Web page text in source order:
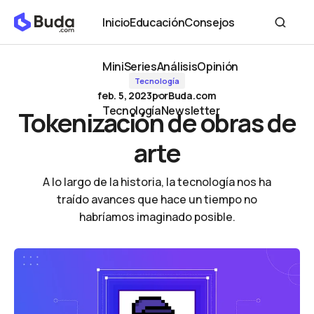
Inicio
Inicio
Educación
Educación
Consejos
Consejos
MiniSeries
MiniSeries
Análisis
Análisis
Opinión
Tecnología
Tecnología
Newsletter
Newsletter
Tokenización de obras de arte
Tecnología
feb. 5, 2023porBuda.com
Tokenización de obras de
arte
A lo largo de la historia, la tecnología nos ha
traído avances que hace un tiempo no
habríamos imaginado posible.